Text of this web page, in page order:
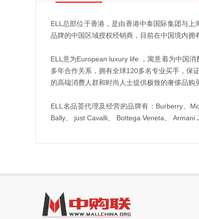
ELL总部位于香港，是由香港中泰国际集团与
品牌的中国区域授权经销商，目前在中国境内拥
ELL意为European luxury life ，寓意着为中国
多年合作关系，拥有全球120多名专业买手，保
的高端消费人群和时尚人士提供极致的奢侈品购
ELL名品荟代理及经营的品牌有：Burberry、
Bally、 just Cavalli、 Bottega Veneta、